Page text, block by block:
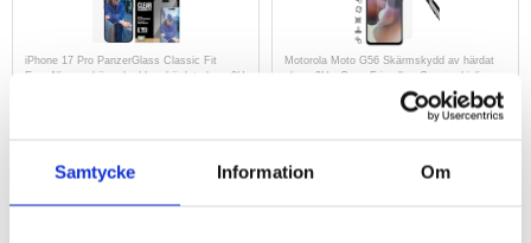
Samtycke Information Om
iPhone 17 Pro PanzerGlass Classic Fit
EasyAligner skärmskydd av härdat glas - 9H
ARTIKELNR:3014205
Motorola Moto G56 Skärmskydd av härdat
glas - 9H - Case Friendly - Genomskinlig
105,00
ARTIKELNR: 4011974